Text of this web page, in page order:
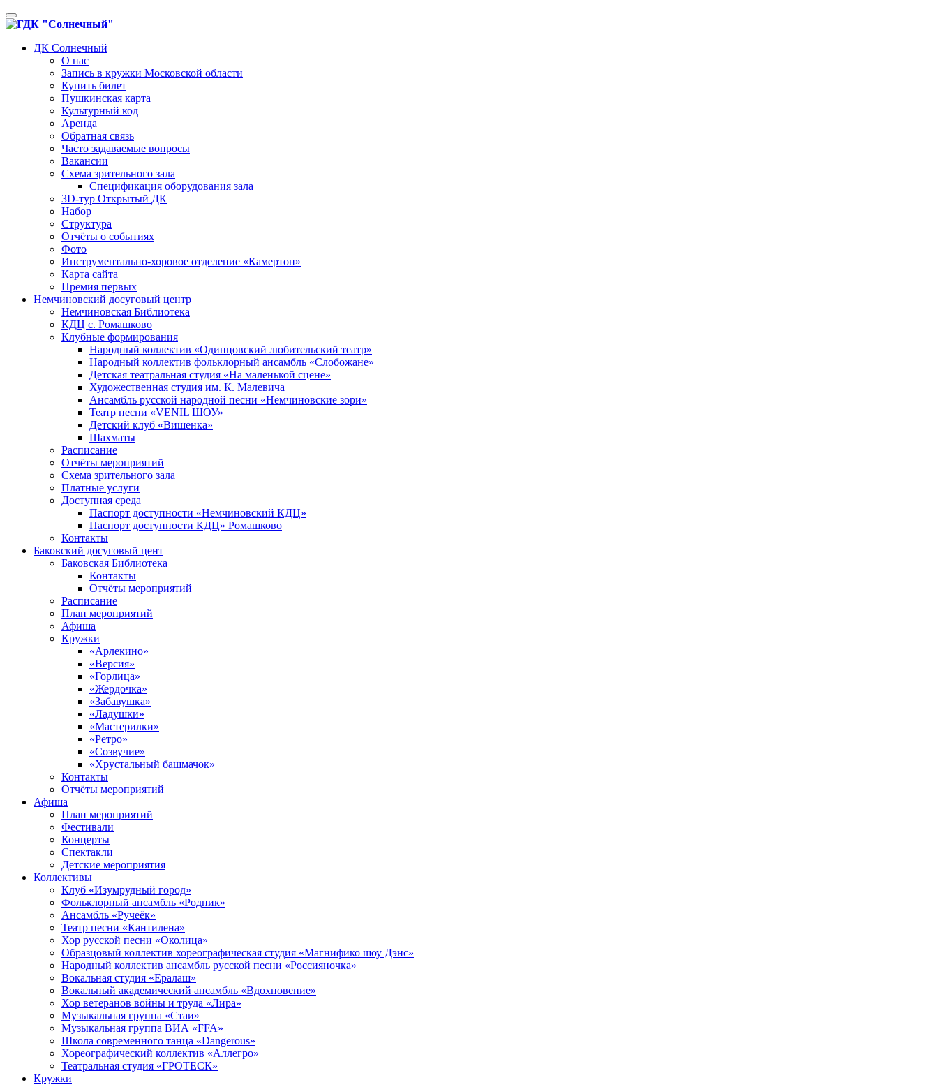
Toggle
navigation
ДК Солнечный
О нас
Запись в кружки Московской области
Купить билет
Пушкинская карта
Культурный код
Аренда
Обратная связь
Часто задаваемые вопросы
Вакансии
Схема зрительного зала
Спецификация оборудования зала
3D-тур Открытый ДК
Набор
Структура
Отчёты о событиях
Фото
Инструментально-хоровое отделение «Камертон»
Карта сайта
Премия первых
Немчиновский досуговый центр
Немчиновская Библиотека
КДЦ с. Ромашково
Клубные формирования
Народный коллектив «Одинцовский любительский театр»
Народный коллектив фольклорный ансамбль «Слобожане»
Детская театральная студия «На маленькой сцене»
Художественная студия им. К. Малевича
Ансамбль русской народной песни «Немчиновские зори»
Театр песни «VENIL ШОУ»
Детский клуб «Вишенка»
Шахматы
Расписание
Отчёты мероприятий
Схема зрительного зала
Платные услуги
Доступная среда
Паспорт доступности «Немчиновский КДЦ»
Паспорт доступности КДЦ» Ромашково
Контакты
Баковский досуговый цент
Баковская Библиотека
Контакты
Отчёты мероприятий
Расписание
План мероприятий
Афиша
Кружки
«Арлекино»
«Версия»
«Горлица»
«Жердочка»
«Забавушка»
«Ладушки»
«Мастерилки»
«Ретро»
«Созвучие»
«Хрустальный башмачок»
Контакты
Отчёты мероприятий
Афиша
План мероприятий
Фестивали
Концерты
Спектакли
Детские мероприятия
Коллективы
Клуб «Изумрудный город»
Фольклорный ансамбль «Родник»
Ансамбль «Ручеёк»
Театр песни «Кантилена»
Хор русской песни «Околица»
Образцовый коллектив хореографическая студия «Магнифико шоу Дэнс»
Народный коллектив ансамбль русской песни «Россияночка»
Вокальная студия «Ералаш»
Вокальный академический ансамбль «Вдохновение»
Хор ветеранов войны и труда «Лира»
Музыкальная группа «Стаи»
Музыкальная группа ВИА «FFA»
Школа современного танца «Dangerous»
Хореографический коллектив «Аллегро»
Театральная студия «ГРОТЕСК»
Кружки